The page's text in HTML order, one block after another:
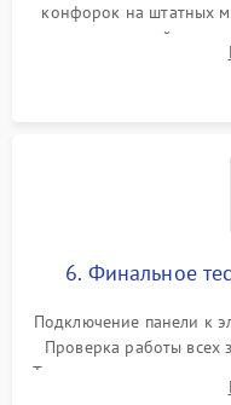
конфорок на штатных
проверкой
термостойкого
6. Финальное
Подключение панели к
Проверка работы всех
Тестирование
остаточного